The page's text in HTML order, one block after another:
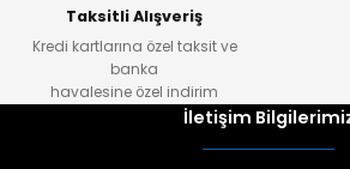
Taksitli Alışveriş
Kredi kartlarına özel taksit ve
banka
havalesine özel indirim
İletişim